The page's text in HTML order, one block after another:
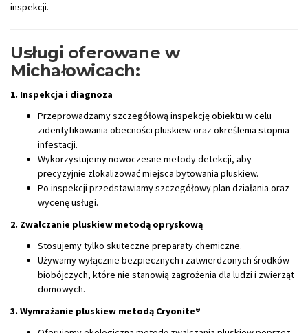
inspekcji.
Usługi oferowane w
Michałowicach:
1. Inspekcja i diagnoza
Przeprowadzamy szczegółową inspekcję obiektu w celu
zidentyfikowania obecności pluskiew oraz określenia stopnia
infestacji.
Wykorzystujemy nowoczesne metody detekcji, aby
precyzyjnie zlokalizować miejsca bytowania pluskiew.
Po inspekcji przedstawiamy szczegółowy plan działania oraz
wycenę usługi.
2. Zwalczanie pluskiew metodą opryskową
Stosujemy tylko skuteczne preparaty chemiczne.
Używamy wyłącznie bezpiecznych i zatwierdzonych środków
biobójczych, które nie stanowią zagrożenia dla ludzi i zwierząt
domowych.
3. Wymrażanie pluskiew metodą Cryonite®